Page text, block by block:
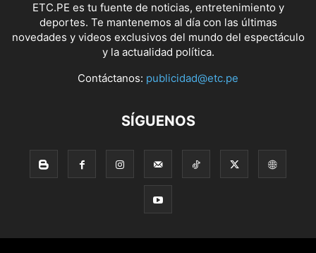
ETC.PE es tu fuente de noticias, entretenimiento y
deportes. Te mantenemos al día con las últimas
novedades y videos exclusivos del mundo del espectáculo
y la actualidad política.
Contáctanos: publicidad@etc.pe
SÍGUENOS